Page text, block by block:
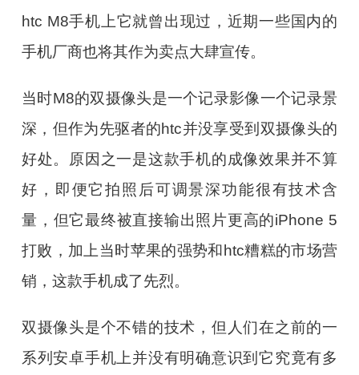
htc M8手机上它就曾出现过，近期一些国内的
手机厂商也将其作为卖点大肆宣传。
当时M8的双摄像头是一个记录影像一个记录景
深，但作为先驱者的htc并没享受到双摄像头的
好处。原因之一是这款手机的成像效果并不算
好，即便它拍照后可调景深功能很有技术含
量，但它最终被直接输出照片更高的iPhone 5
打败，加上当时苹果的强势和htc糟糕的市场营
销，这款手机成了先烈。
双摄像头是个不错的技术，但人们在之前的一
系列安卓手机上并没有明确意识到它究竟有多